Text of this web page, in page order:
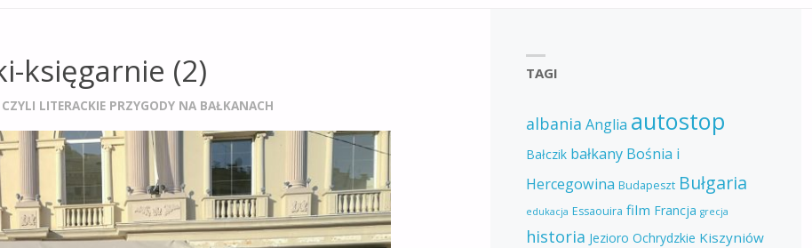
księgarnie (2)
LITERACKIE PRZYGODY NA BAŁKANACH
TAGI
albania Anglia autostop
Bałczik bałkany Bośnia i
Hercegowina Budapeszt Bułgaria
edukacja Essaouira film Francja grecja
historia Jezioro Ochrydzkie Kiszyniów